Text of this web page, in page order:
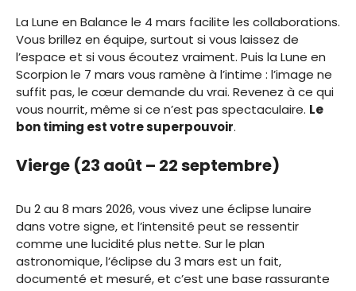
La Lune en Balance le 4 mars facilite les collaborations.
Vous brillez en équipe, surtout si vous laissez de
l’espace et si vous écoutez vraiment. Puis la Lune en
Scorpion le 7 mars vous ramène à l’intime : l’image ne
suffit pas, le cœur demande du vrai. Revenez à ce qui
vous nourrit, même si ce n’est pas spectaculaire. Le
bon timing est votre superpouvoir.
Vierge (23 août – 22 septembre)
Du 2 au 8 mars 2026, vous vivez une éclipse lunaire
dans votre signe, et l’intensité peut se ressentir
comme une lucidité plus nette. Sur le plan
astronomique, l’éclipse du 3 mars est un fait,
documenté et mesuré, et c’est une base rassurante